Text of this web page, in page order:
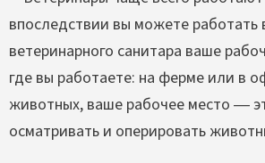
впоследствии вы можете работать
ветеринарного санитара ваше
где вы работаете: на ферме или в
животных, ваше рабочее место —
осматривать и оперировать